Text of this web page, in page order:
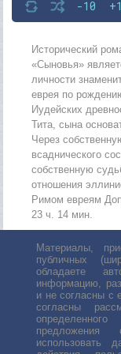
-10
Исторический
«Сыновья»
личности
еврея по
Иудейских
Тита, сына
Через
всаднического
собственную
отношения
Римом евреям
23 ч. 14 мин.
Материалы,
публичных
обладаете
информацию,
и не согласны с
согласны
предложения
использовать